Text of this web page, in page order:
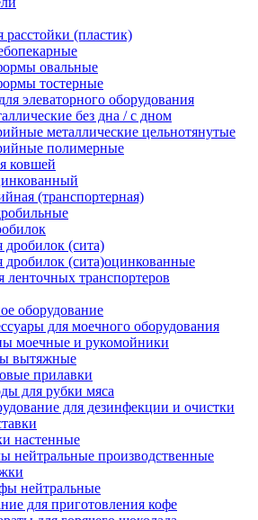
(пластик)
овальные
тостерные
элеваторного оборудования
без дна / с дном
металлические цельнотянутые
полимерные
ковшей
(транспортерная)
дробилок (сита)
дробилок (сита)оцинкованные
ленточных транспортеров
оборудование
для моечного оборудования
моечные и рукомойники
вытяжные
прилавки
для рубки мяса
для дезинфекции и очистки
настенные
нейтральные производственные
нейтральные
для приготовления кофе